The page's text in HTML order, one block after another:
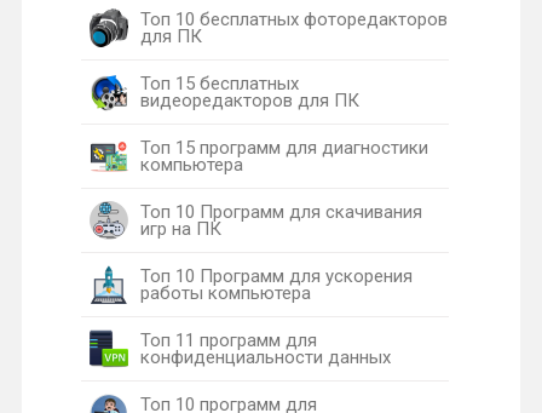
Топ 10 бесплатных фоторедакторов
для ПК
Топ 15 бесплатных
видеоредакторов для ПК
Топ 15 программ для диагностики
компьютера
Топ 10 Программ для скачивания
игр на ПК
Топ 10 Программ для ускорения
работы компьютера
Топ 11 программ для
конфиденциальности данных
Топ 10 программ для